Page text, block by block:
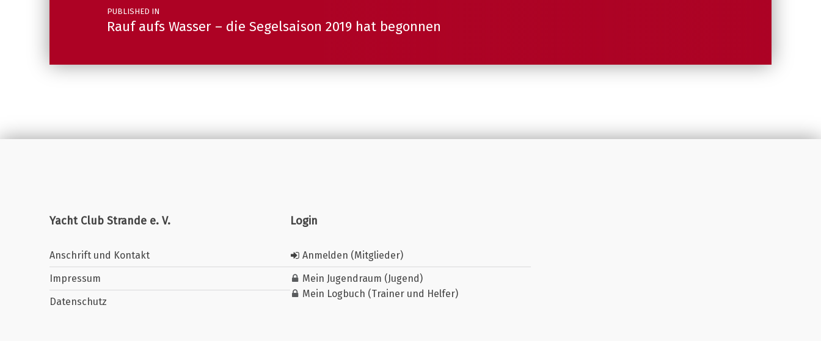
PUBLISHED IN
Rauf aufs Wasser – die Segelsaison 2019 hat begonnen
Yacht Club Strande e. V.
Anschrift und Kontakt
Impressum
Datenschutz
Login
Anmelden (Mitglieder)
Mein Jugendraum (Jugend)
Mein Logbuch (Trainer und Helfer)